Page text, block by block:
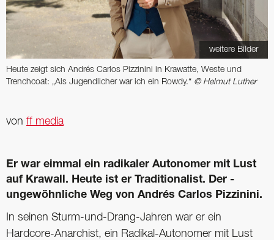
weitere Bilder
Heute zeigt sich Andrés Carlos Pizzinini in Krawatte, Weste und
Trenchcoat: „Als ­Jugendlicher war ich ein Rowdy.“ © Helmut Luther
von ff media
Er war eimmal ein radikaler Autonomer mit Lust
auf Krawall. Heute ist er ­Traditionalist. Der ­
ungewöhnliche Weg von Andrés ­Carlos Pizzinini.
In seinen Sturm-und-Drang-Jahren war er ein
Hardcore-Anarchist, ein Radikal-Autonomer mit Lust